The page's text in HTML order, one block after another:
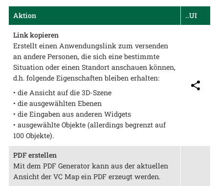
Aktion ..UI
Link kopieren
Erstellt einen Anwendungslink zum versenden
an andere Personen, die sich eine bestimmte
Situation oder einen Standort anschauen können,
d.h. folgende Eigenschaften bleiben erhalten:
• die Ansicht auf die 3D-Szene
• die ausgewählten Ebenen
• die Eingaben aus anderen Widgets
• ausgewählte Objekte (allerdings begrenzt auf
100 Objekte).
PDF erstellen
Mit dem PDF Generator kann aus der aktuellen
Ansicht der VC Map ein PDF erzeugt werden.